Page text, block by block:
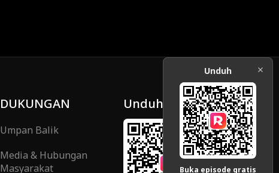
DUKUNGAN
Umpan Balik
Media & Hubungan
Masyarakat
Unduh
Unduh
Buka episode gratis